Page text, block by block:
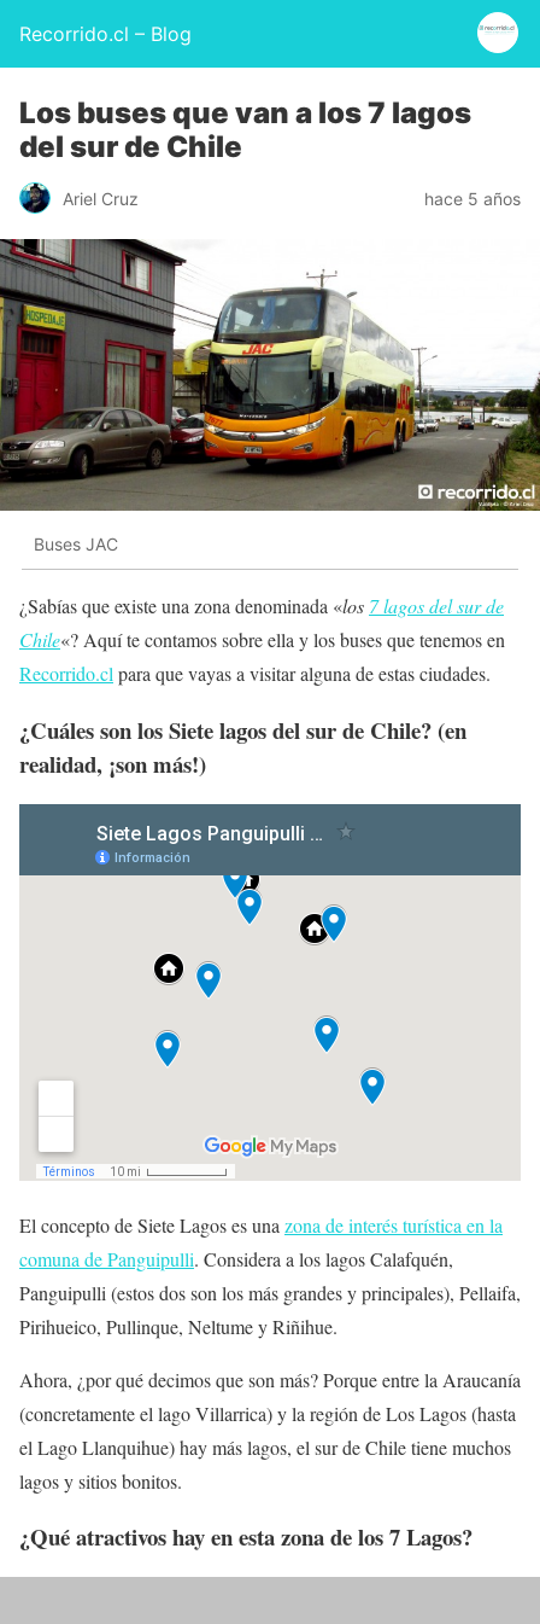
Recorrido.cl – Blog
Los buses que van a los 7 lagos
del sur de Chile
Ariel Cruz hace 5 años
Buses JAC
¿Sabías que existe una zona denominada «los 7 lagos del sur de
Chile«? Aquí te contamos sobre ella y los buses que tenemos en
Recorrido.clpara que vayas a visitar alguna de estas ciudades.
¿Cuáles son los Siete lagos del sur de Chile? (en
realidad, ¡son más!)
El concepto de Siete Lagos es una zona de interés turística en la
comuna de Panguipulli. Considera a los lagos Calafquén,
Panguipulli (estos dos son los más grandes y principales), Pellaifa,
Pirihueico, Pullinque, Neltume y Riñihue.
Ahora, ¿por qué decimos que son más? Porque entre la Araucanía
(concretamente el lago Villarrica) y la región de Los Lagos (hasta
el Lago Llanquihue) hay más lagos, el sur de Chile tiene muchos
lagos y sitios bonitos.
¿Qué atractivos hay en esta zona de los 7 Lagos?